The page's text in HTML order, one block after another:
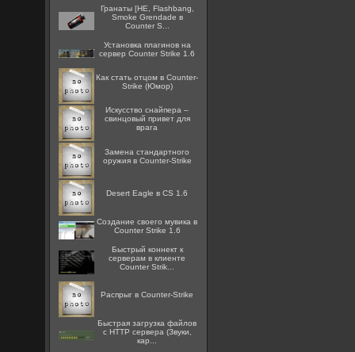
Гранаты [HE, Flashbang,
Smoke Grendade в
Counter S...
Установка плагинов на
сервер Counter Strike 1.6
Как стать отцом в Counter-
Strike (Юмор)
Искусство снайпера –
свинцовый привет для
врага
Замена стандартного
оружия в Counter-Strike
Desert Eagle в CS 1.6
Создание своего мувика в
Counter Strike 1.6
Быстрый коннект к
серверам в клиенте
Counter Strik...
Распрыг в Counter-Strike
Быстрая загрузка файлов
с HTTP сервера (Звуки,
кар...